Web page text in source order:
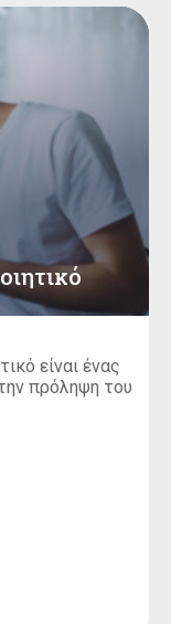
είναι ένας
πρόληψη του